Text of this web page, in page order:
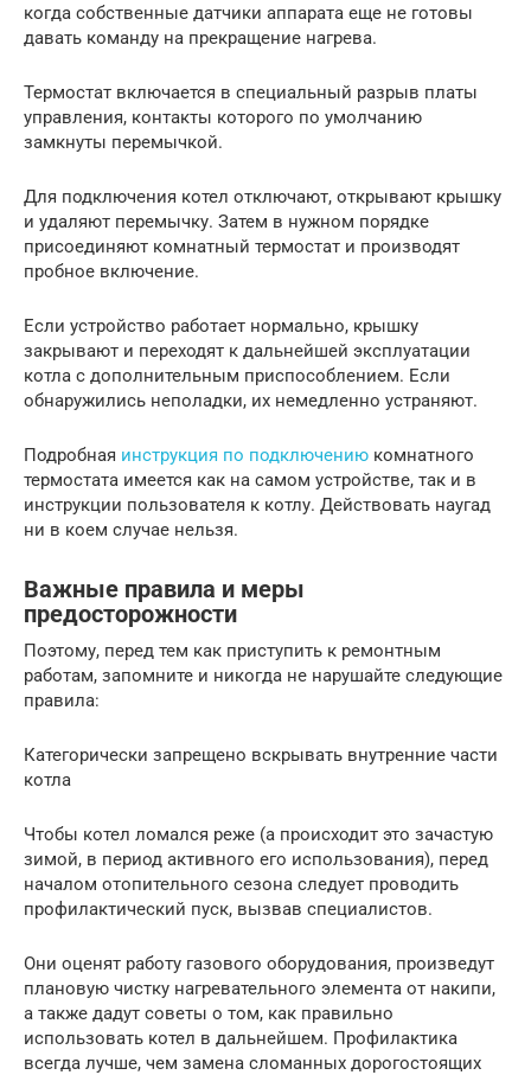
когда собственные датчики аппарата еще не готовы
давать команду на прекращение нагрева.
Термостат включается в специальный разрыв платы
управления, контакты которого по умолчанию
замкнуты перемычкой.
Для подключения котел отключают, открывают крышку
и удаляют перемычку. Затем в нужном порядке
присоединяют комнатный термостат и производят
пробное включение.
Если устройство работает нормально, крышку
закрывают и переходят к дальнейшей эксплуатации
котла с дополнительным приспособлением. Если
обнаружились неполадки, их немедленно устраняют.
Подробная инструкция по подключению комнатного
термостата имеется как на самом устройстве, так и в
инструкции пользователя к котлу. Действовать наугад
ни в коем случае нельзя.
Важные правила и меры
предосторожности
Поэтому, перед тем как приступить к ремонтным
работам, запомните и никогда не нарушайте следующие
правила:
Категорически запрещено вскрывать внутренние части
котла
Чтобы котел ломался реже (а происходит это зачастую
зимой, в период активного его использования), перед
началом отопительного сезона следует проводить
профилактический пуск, вызвав специалистов.
Они оценят работу газового оборудования, произведут
плановую чистку нагревательного элемента от накипи,
а также дадут советы о том, как правильно
использовать котел в дальнейшем. Профилактика
всегда лучше, чем замена сломанных дорогостоящих